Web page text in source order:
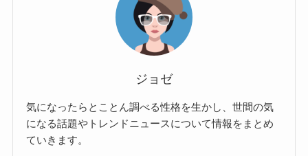
ジョゼ
気になったらとことん調べる性格を生かし、世間の気
になる話題やトレンドニュースについて情報をまとめ
ていきます。